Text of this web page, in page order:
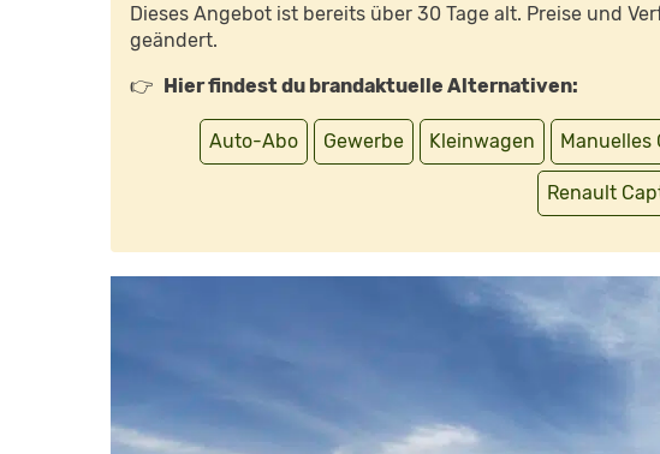
Dieses Angebot ist bereits über 30 Tage alt. Preise und
geändert.
👉 Hier findest du brandaktuelle Alternativen:
Auto-Abo Gewerbe Kleinwagen Manuelles
Renault
BLOCH
VON
YOUTUBE